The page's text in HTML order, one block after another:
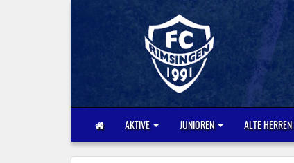
AKTIVE JUNIOREN ALTE HERREN